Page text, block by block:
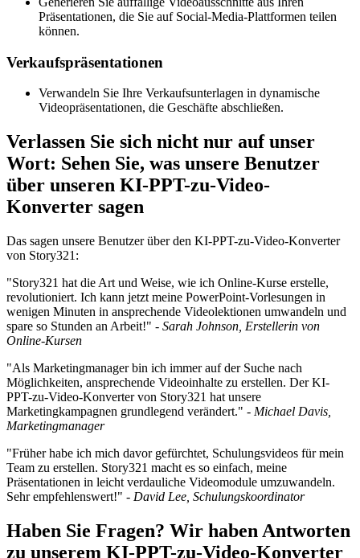
Präsentationen, die Sie auf Social-Media-Plattformen teilen
können.
Verkaufspräsentationen
Verwandeln Sie Ihre Verkaufsunterlagen in dynamische
Videopräsentationen, die Geschäfte abschließen.
Verlassen Sie sich nicht nur auf unser
Wort: Sehen Sie, was unsere Benutzer
über unseren KI-PPT-zu-Video-
Konverter sagen
Das sagen unsere Benutzer über den KI-PPT-zu-Video-Konverter
von Story321:
"Story321 hat die Art und Weise, wie ich Online-Kurse erstelle,
revolutioniert. Ich kann jetzt meine PowerPoint-Vorlesungen in
wenigen Minuten in ansprechende Videolektionen umwandeln und
spare so Stunden an Arbeit!" - Sarah Johnson, Erstellerin von
Online-Kursen
"Als Marketingmanager bin ich immer auf der Suche nach
Möglichkeiten, ansprechende Videoinhalte zu erstellen. Der KI-
PPT-zu-Video-Konverter von Story321 hat unsere
Marketingkampagnen grundlegend verändert." - Michael Davis,
Marketingmanager
"Früher habe ich mich davor gefürchtet, Schulungsvideos für mein
Team zu erstellen. Story321 macht es so einfach, meine
Präsentationen in leicht verdauliche Videomodule umzuwandeln.
Sehr empfehlenswert!" - David Lee, Schulungskoordinator
Haben Sie Fragen? Wir haben Antworten
zu unserem KI-PPT-zu-Video-Konverter